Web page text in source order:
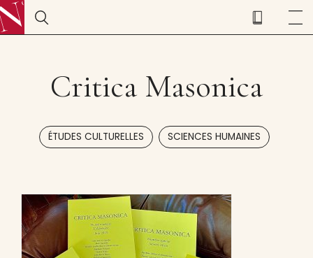
Critica Masonica
ÉTUDES CULTURELLES , SCIENCES HUMAINES